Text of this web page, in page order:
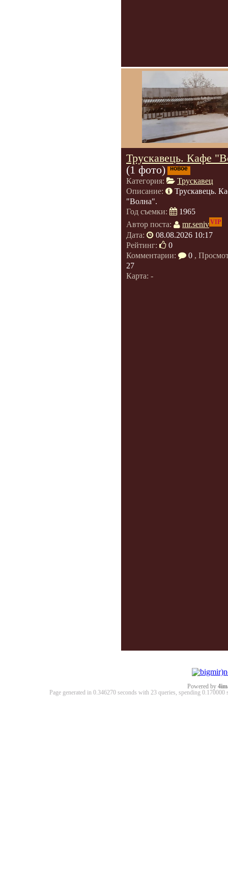
Трускавець. Кафе
(1 фото)
новое
Категория:
Трускавец
Описание:
Трускавець.
"Волна".
Год съемки:
1965
Автор поста:
mr.senivVIP
Дата:
08.08.2026 10:17
Рейтинг:
0
Комментарии:
0 ,
27
Карта: -
Powered by
Page generated in 0.346270 seconds with 23 queries, spending